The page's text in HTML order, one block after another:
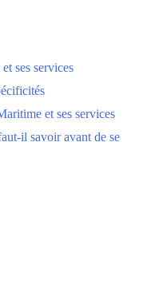
ses services
et ses services
il savoir avant de se